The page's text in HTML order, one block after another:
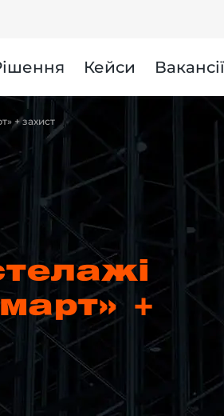
Кейси Вакансії
+ захист
+